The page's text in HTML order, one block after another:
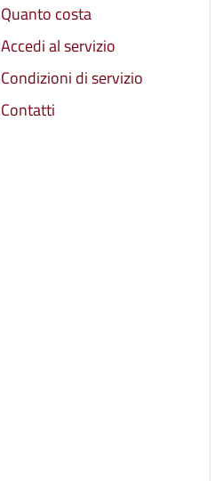
Quanto costa
Accedi al servizio
Condizioni di servizio
Contatti